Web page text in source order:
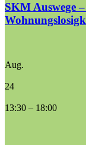
SKM Auswege
Aug.
24
13:30 – 18:00